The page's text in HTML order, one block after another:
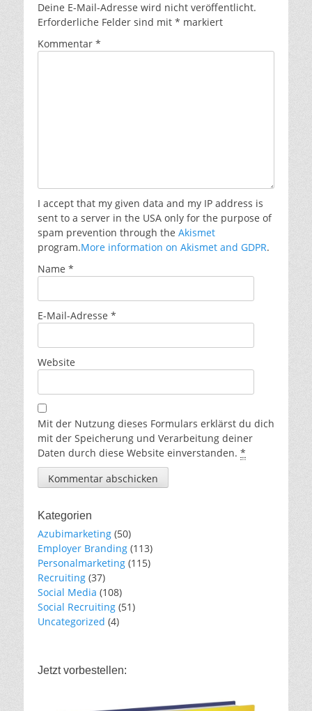
Deine E-Mail-Adresse wird nicht veröffentlicht.
Erforderliche Felder sind mit * markiert
Kommentar *
I accept that my given data and my IP address is
sent to a server in the USA only for the purpose of
spam prevention through the Akismet
program.More information on Akismet and GDPR.
Name *
E-Mail-Adresse *
Website
Mit der Nutzung dieses Formulars erklärst du dich
mit der Speicherung und Verarbeitung deiner
Daten durch diese Website einverstanden. *
Kategorien
Azubimarketing (50)
Employer Branding (113)
Personalmarketing (115)
Recruiting (37)
Social Media (108)
Social Recruiting (51)
Uncategorized (4)
Jetzt vorbestellen: